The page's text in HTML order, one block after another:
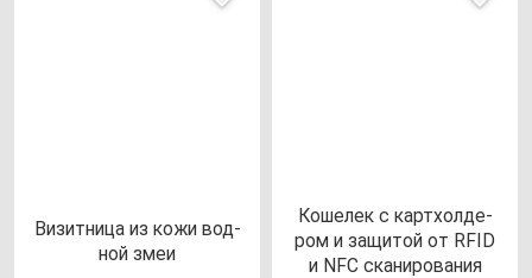
Визит­ни­ца из ко­жи вод­
ной змеи
Коше­лек с кар­тхол­де­
ром и за­щи­той от RFID
и NFC ска­ни­ро­ва­ния